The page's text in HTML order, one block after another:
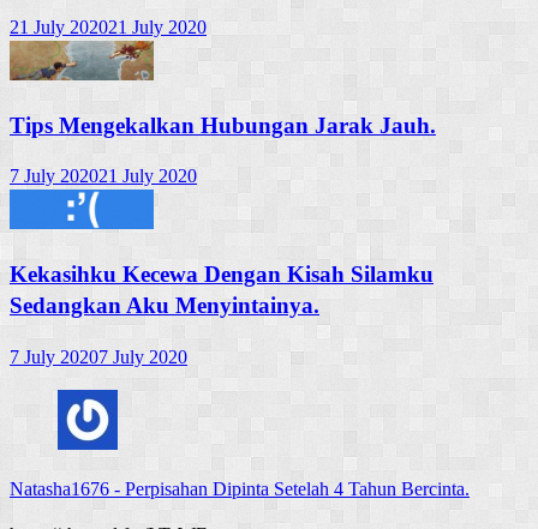
21 July 202021 July 2020
Tips Mengekalkan Hubungan Jarak Jauh.
7 July 202021 July 2020
Kekasihku Kecewa Dengan Kisah Silamku
Sedangkan Aku Menyintainya.
7 July 20207 July 2020
Natasha1676 - Perpisahan Dipinta Setelah 4 Tahun Bercinta.